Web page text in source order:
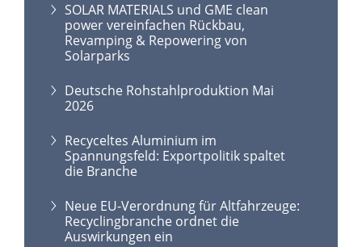
SOLAR MATERIALS und GME clean
power vereinfachen Rückbau,
Revamping & Repowering von
Solarparks
Deutsche Rohstahlproduktion Mai
2026
Recyceltes Aluminium im
Spannungsfeld: Exportpolitik spaltet
die Branche
Neue EU-Verordnung für Altfahrzeuge:
Recyclingbranche ordnet die
Auswirkungen ein